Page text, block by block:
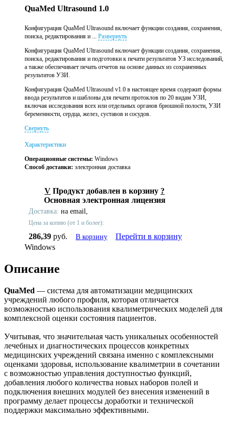
QuaMed Ultrasound 1.0
Конфигурация QuaMed Ultrasound включает функции создания, сохранения,
поиска, редактирования и ... Развернуть
Конфигурация QuaMed Ultrasound включает функции создания, сохранения,
поиска, редактирования и подготовки к печати результатов УЗ исследований,
а также обеспечивает печать отчетов на основе данных из сохраненных
результатов УЗИ.
Конфигурация QuaMed Ultrasound v1.0 в настоящее время содержит формы
ввода результатов и шаблоны для печати протоклов по 20 видам УЗИ,
включая исследования всех или отдельных органов брюшной полости, УЗИ
беременности, сердца, желез, суставов и сосудов.
Свернуть
Характеристики
Операционные системы: Windows
Способ доставки: электронная доставка
V Продукт добавлен в корзину ?
Основная электронная лицензия
Доставка: на email,
Цена за копию (от 1 и более):
286,39 руб. В корзину
Перейти в корзину
Windows
Описание
QuaMed — система для автоматизации медицинских
учреждений любого профиля, которая отличается
возможностью использования квалиметрических моделей для
комплексной оценки состояния пациентов.
Учитывая, что значительная часть уникальных особенностей
лечебных и диагностических процессов конкретных
медицинских учреждений связана именно с комплексными
оценками здоровья, использование квалиметрии в сочетании
с возможностью управления доступностью функций,
добавления любого количества новых наборов полей и
подключения внешних модулей без внесения изменений в
программу делает процессы доработки и технической
поддержки максимально эффективными.